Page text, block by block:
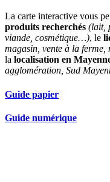
La carte interactive vous
produits recherchés (lait,
viande, cosmétique…), le
magasin, vente à la
la localisation en
agglomération, Sud
Guide papier
Guide numérique